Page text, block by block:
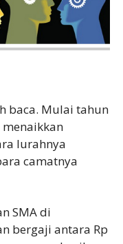
baca. Mulai tahun
menaikkan
lurahnya
camatnya
SMA di
bergaji antara Rp